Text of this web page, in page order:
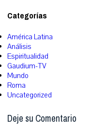
Categorías
América Latina
Análisis
Espiritualidad
Gaudium-TV
Mundo
Roma
Uncategorized
Deje su Comentario